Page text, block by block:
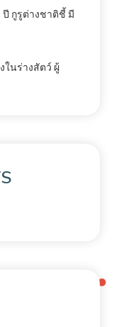
ปี กูรูต่างชาติชี้ มี
นร่างสัตว์ ผู้